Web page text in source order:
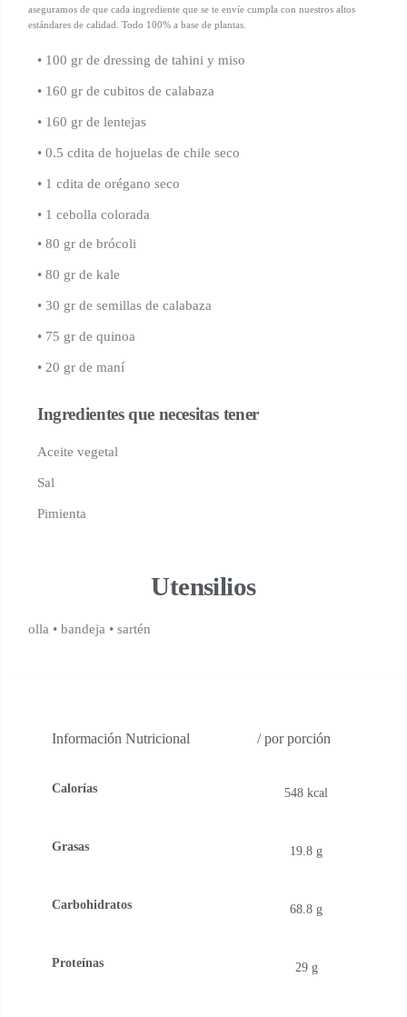
aseguramos de que cada ingrediente que se te envíe cumpla con nuestros altos
estándares de calidad. Todo 100% a base de plantas.
• 100 gr de dressing de tahini y miso
• 160 gr de cubitos de calabaza
• 160 gr de lentejas
• 0.5 cdita de hojuelas de chile seco
• 1 cdita de orégano seco
• 1 cebolla colorada
• 80 gr de brócoli
• 80 gr de kale
• 30 gr de semillas de calabaza
• 75 gr de quinoa
• 20 gr de maní
Ingredientes que necesitas tener
Aceite vegetal
Sal
Pimienta
Utensilios
olla • bandeja • sartén
Información Nutricional / por porción
Calorías 548 kcal
Grasas 19.8 g
Carbohidratos 68.8 g
Proteínas 29 g